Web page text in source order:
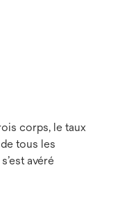
corps, le taux
de tous les
avéré